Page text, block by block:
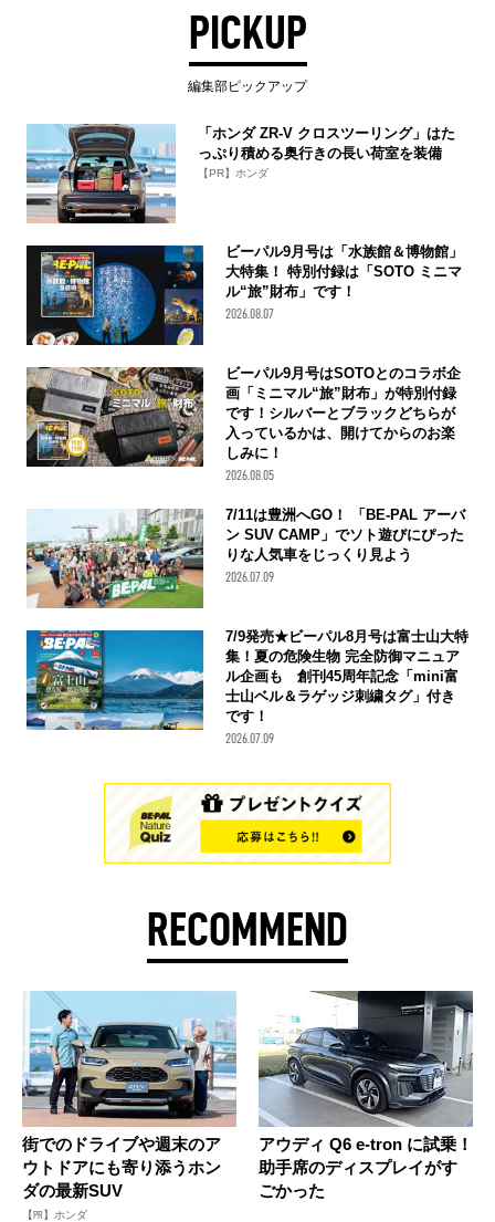
PICKUP
編集部ピックアップ
「ホンダ ZR-V クロスツーリング」はた
っぷり積める奥行きの長い荷室を装備
【PR】ホンダ
ビーパル9月号は「水族館＆博物館」
大特集！ 特別付録は「SOTO ミニマ
ル“旅”財布」です！
2026.08.07
ビーパル9月号はSOTOとのコラボ企
画「ミニマル“旅”財布」が特別付録
です！シルバーとブラックどちらが
入っているかは、開けてからのお楽
しみに！
2026.08.05
7/11は豊洲へGO！ 「BE-PAL アーバ
ン SUV CAMP」でソト遊びにぴった
りな人気車をじっくり見よう
2026.07.09
7/9発売★ビーパル8月号は富士山大特
集！夏の危険生物 完全防御マニュア
ル企画も 創刊45周年記念「mini富
士山ベル＆ラゲッジ刺繍タグ」付き
です！
2026.07.09
RECOMMEND
街でのドライブや週末のア
ウトドアにも寄り添うホン
ダの最新SUV
【PR】ホンダ
アウディ Q6 e-tron に試乗！
助手席のディスプレイがす
ごかった